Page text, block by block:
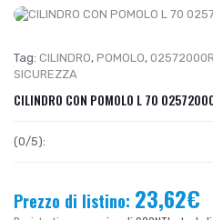
Tag: CILINDRO, POMOLO, 02572000R
SICUREZZA
CILINDRO CON POMOLO L 70
(0/5):
Prezzo di listino: 23,62€